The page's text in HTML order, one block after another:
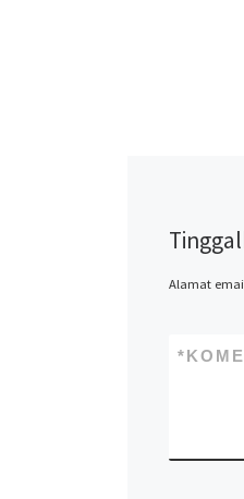
Alamat
*